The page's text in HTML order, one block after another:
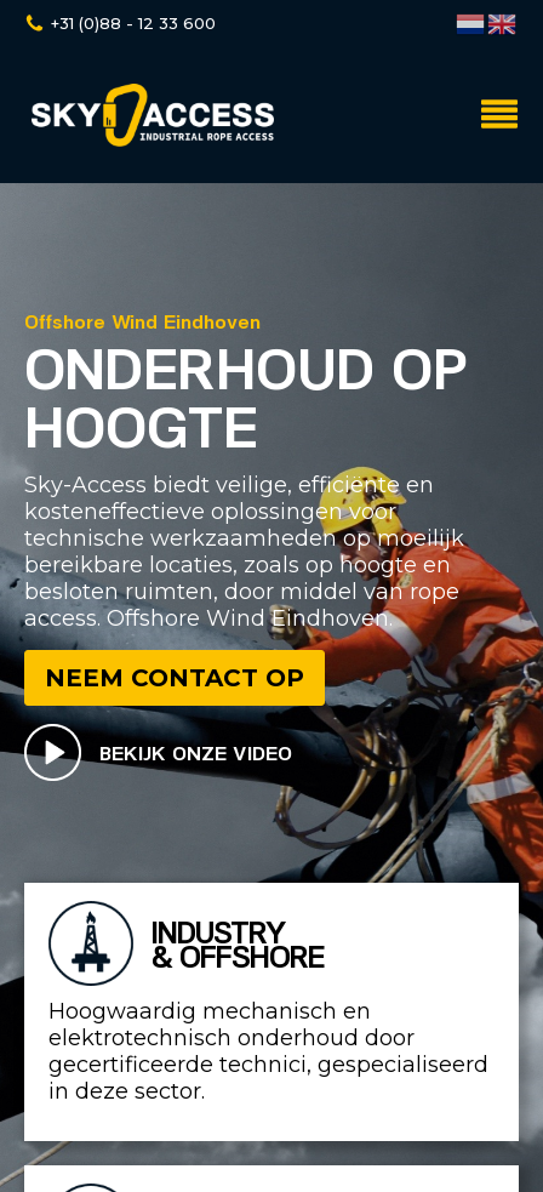
+31 (0)88 - 12 33 600
Offshore Wind Eindhoven
ONDERHOUD OP
HOOGTE
Sky-Access biedt veilige, efficiënte en
kosteneffectieve oplossingen voor
technische werkzaamheden op moeilijk
bereikbare locaties, zoals op hoogte en
besloten ruimten, door middel van rope
access. Offshore Wind Eindhoven.
NEEM CONTACT OP
BEKIJK ONZE VIDEO
INDUSTRY
& OFFSHORE
Hoogwaardig mechanisch en
elektrotechnisch onderhoud door
gecertificeerde technici, gespecialiseerd
in deze sector.